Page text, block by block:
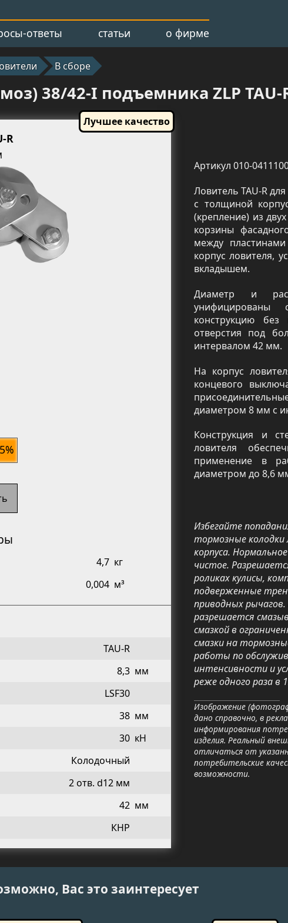
ответы статьи о фирме
В сборе
38/42-I подъемника ZLP TAU-
R
4,7 кг
0,004 м³
TAU-R
8,3 мм
LSF30
38 мм
30 кН
Колодочный
2 отв. d12 мм
42 мм
КНР
Артикул 010-
Ловитель TAU-R
с толщиной
(крепление) из
корзины
между
корпус ловителя,
вкладышем.
Диаметр и
конструкцию
отверстия под
интервалом 42 мм.
На корпус
концевого
диаметром 8 мм с
Конструкция и
ловителя
применение в
диаметром до 8,6
Избегайте
тормозные
корпуса.
чистое.
роликах кулисы,
подверженные
приводных
разрешается
смазкой в
смазки на
работы по
интенсивности и
реже одного раза в
Изображение
дано справочно, в
информирования
изделия. Реальный
отличаться от
потребительские
возможности.
Вас это заинтересует